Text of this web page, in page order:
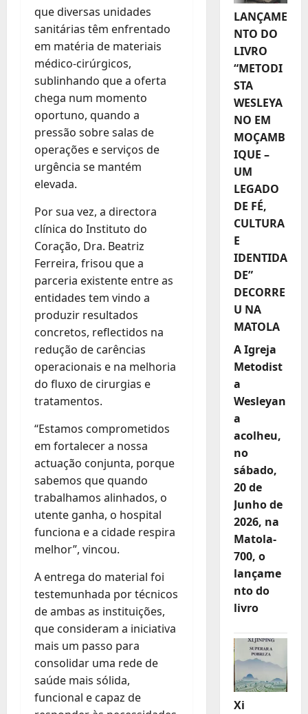
que diversas unidades
sanitárias têm enfrentado
em matéria de materiais
médico-cirúrgicos,
sublinhando que a oferta
chega num momento
oportuno, quando a
pressão sobre salas de
operações e serviços de
urgência se mantém
elevada.
Por sua vez, a directora
clínica do Instituto do
Coração, Dra. Beatriz
Ferreira, frisou que a
parceria existente entre as
entidades tem vindo a
produzir resultados
concretos, reflectidos na
redução de carências
operacionais e na melhoria
do fluxo de cirurgias e
tratamentos.
“Estamos comprometidos
em fortalecer a nossa
actuação conjunta, porque
sabemos que quando
trabalhamos alinhados, o
utente ganha, o hospital
funciona e a cidade respira
melhor”, vincou.
A entrega do material foi
testemunhada por técnicos
de ambas as instituições,
que consideram a iniciativa
mais um passo para
consolidar uma rede de
saúde mais sólida,
funcional e capaz de
LANÇAME
NTO DO
LIVRO
“METODI
STA
WESLEYA
NO EM
MOÇAMB
IQUE –
UM
LEGADO
DE FÉ,
CULTURA
E
IDENTIDA
DE”
DECORRE
U NA
MATOLA
A Igreja
Metodist
a
Wesleyan
a
acolheu,
no
sábado,
20 de
Junho de
2026, na
Matola-
700, o
lançame
nto do
livro
Xi